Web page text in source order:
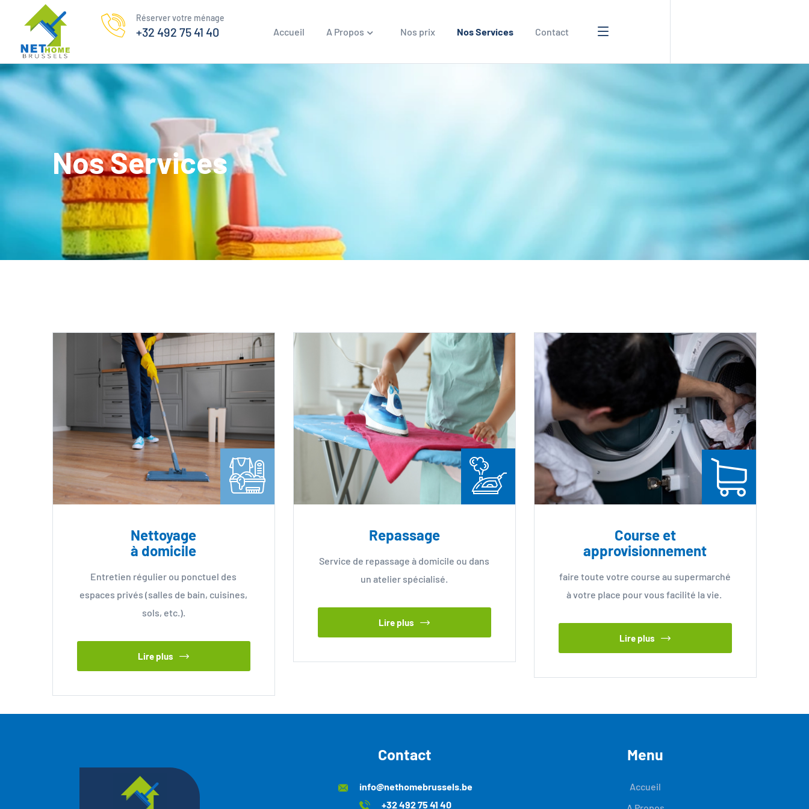
Accueil A Propos Nos prix Nos Services Contact
Réserver votre ménage
+32 492 75 41 40
Nos Services
Nettoyage
à domicile
Entretien régulier ou ponctuel des
espaces privés (salles de bain, cuisines,
sols, etc.).
Lire plus
Repassage
Service de repassage à domicile ou dans
un atelier spécialisé.
Lire plus
Course et
approvisionnement
faire toute votre course au supermarché
à votre place pour vous facilité la vie.
Lire plus
Contact
info@nethomebrussels.be
+32 492 75 41 40
Menu
Accueil